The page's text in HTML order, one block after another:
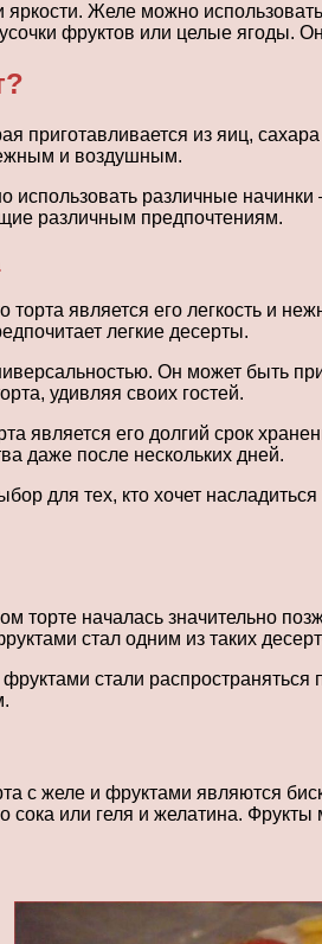
Желе можно
фруктов или целые ягоды.
приготавливается из яиц,
и воздушным.
использовать различные
различным предпочтениям.
является его легкость и
легкие десерты.
Он может быть
удивляя своих гостей.
является его долгий срок
даже после нескольких дней.
для тех, кто хочет
торте началась значительно
стал одним из таких
стали
с желе и фруктами являются
сока или геля и желатина.